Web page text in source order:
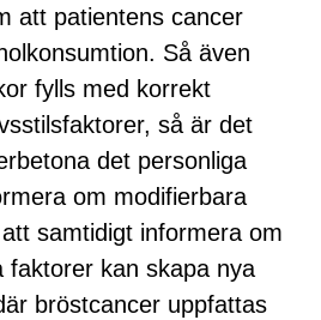
att patientens cancer
Så även
fylls med korrekt
så är det
det personliga
om modifierbara
samtidigt informera om
faktorer kan skapa nya
bröstcancer uppfattas